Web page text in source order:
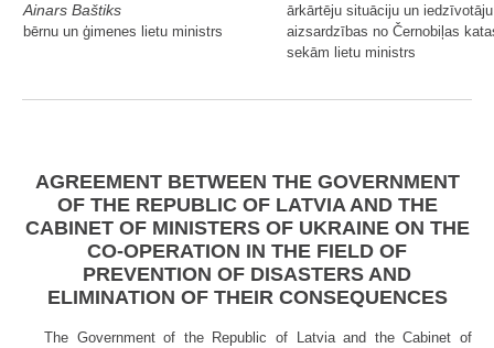
Ainars Baštiks
bērnu un ģimenes lietu ministrs
ārkārtēju situāciju un iedzīvotāju
aizsardzības no Černobiļas
sekām lietu ministrs
AGREEMENT BETWEEN THE GOVERNMENT
OF THE REPUBLIC OF LATVIA AND THE
CABINET OF MINISTERS OF UKRAINE ON THE
CO-OPERATION IN THE FIELD OF
PREVENTION OF DISASTERS AND
ELIMINATION OF THEIR CONSEQUENCES
The Government of the Republic of Latvia and the Cabinet of